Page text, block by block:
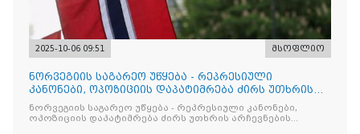
2025-10-06 09:51 მსოფლიო
ნორვეგიის საგარეო უწყება - რეპრესიული
კანონები, ოპოზიციის დაპატიმრება ძირს უთხრის
არჩევნების ნდობას
ნორვეგიის საგარეო უწყება - რეპრესიული კანონები,
ოპოზიციის დაპატიმრება ძირს უთხრის არჩევნების